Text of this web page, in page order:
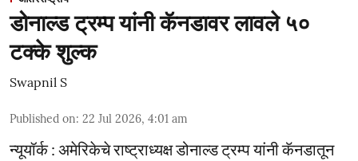
डोनाल्ड ट्रम्प यांनी कॅनडावर लावले ५०
टक्के शुल्क
Swapnil S
Published on: 22 Jul 2026, 4:01 am
न्यूयॉर्क : अमेरिकेचे राष्ट्राध्यक्ष डोनाल्ड ट्रम्प यांनी कॅनडातून